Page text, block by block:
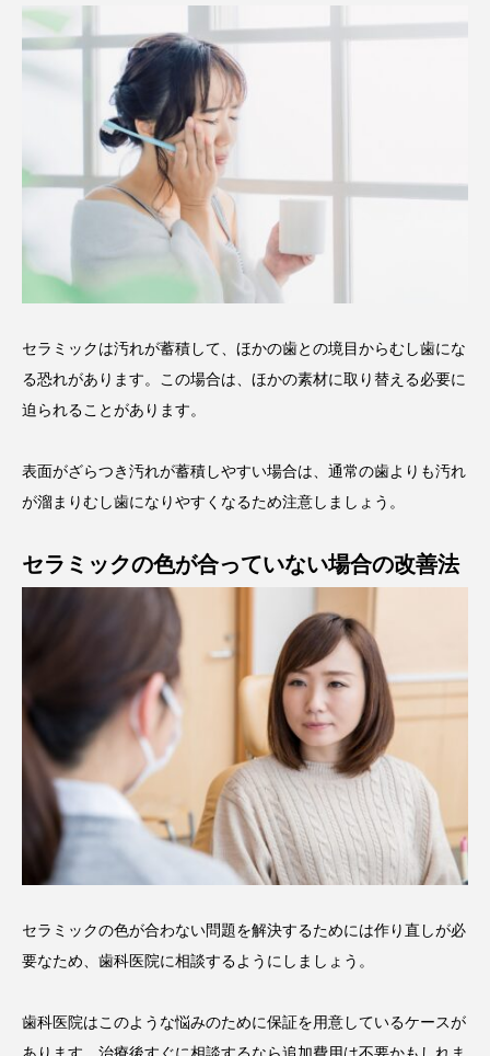
セラミックは汚れが蓄積して、ほかの歯との境目からむし歯にな
る恐れがあります。この場合は、ほかの素材に取り替える必要に
迫られることがあります。
表面がざらつき汚れが蓄積しやすい場合は、通常の歯よりも汚れ
が溜まりむし歯になりやすくなるため注意しましょう。
セラミックの色が合っていない場合の改善法
セラミックの色が合わない問題を解決するためには作り直しが必
要なため、歯科医院に相談するようにしましょう。
歯科医院はこのような悩みのために保証を用意しているケースが